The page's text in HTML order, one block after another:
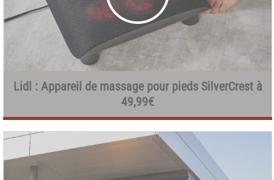
Lidl : Appareil de massage pour pieds SilverCrest à
49,99€